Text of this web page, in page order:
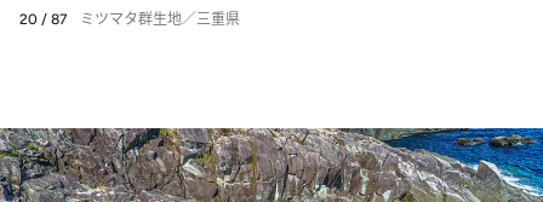
20 / 87 ミツマタ群生地／三重県